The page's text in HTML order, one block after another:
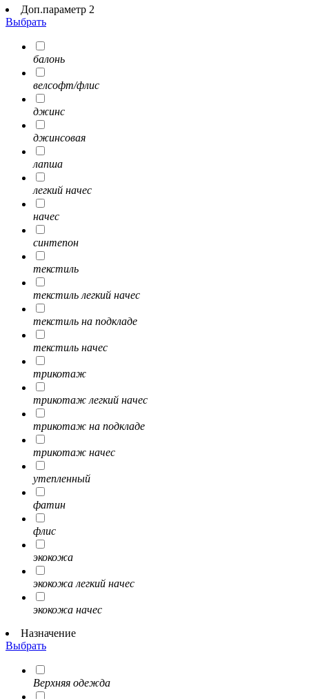
Доп.параметр 2
Выбрать
балонь
велсофт/флис
джинс
джинсовая
лапша
легкий начес
начес
синтепон
текстиль
текстиль легкий начес
текстиль на подкладе
текстиль начес
трикотаж
трикотаж легкий начес
трикотаж на подкладе
трикотаж начес
утепленный
фатин
флис
экокожа
экокожа легкий начес
экокожа начес
Назначение
Выбрать
Верхняя одежда